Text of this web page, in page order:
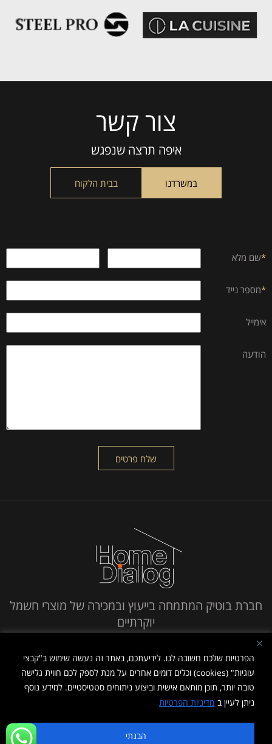
הפרטיות שלכם חשובה לנו. לידיעתכם, באתר זה נעשה שימוש ב"קבצי
עוגיות" (cookies) וכלים דומים אחרים על מנת לספק לכם חווית גלישה
טובה יותר, תוכן מותאם אישית וביצוע ניתוחים סטטיסטיים. למידע נוסף
ניתן לעיין ב מדיניות הפרטיות
הבנתי
צור קשר
איפה תרצה שנפגש
במשרדנו בבית הלקוח
*שם מלא
*מספר נייד
אימייל
הודעה
חברת בוטיק המתמחה בייעוץ ובמכירה של מוצרי חשמל
יוקרתיים
חייג אלינו
מדיניות פרטיות | תנאי שימוש